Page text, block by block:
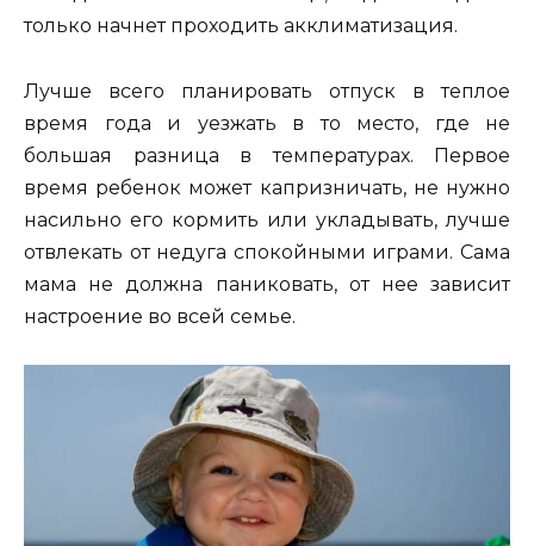
только начнет проходить акклиматизация.
Лучше всего планировать отпуск в теплое
время года и уезжать в то место, где не
большая разница в температурах. Первое
время ребенок может капризничать, не нужно
насильно его кормить или укладывать, лучше
отвлекать от недуга спокойными играми. Сама
мама не должна паниковать, от нее зависит
настроение во всей семье.